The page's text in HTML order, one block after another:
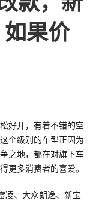
果价
好开，有着不错的空
个级别的车型正因为
之地，都在对旗下车
更多消费者的喜爱。
凌、大众朗逸、新宝